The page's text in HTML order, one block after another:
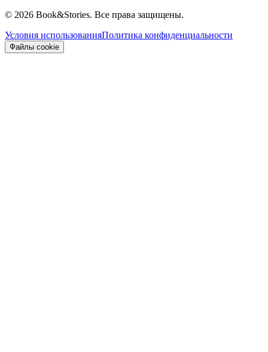
© 2026 Book&Stories. Все права защищены.
Условия использованияПолитика конфиденциальности
Файлы cookie